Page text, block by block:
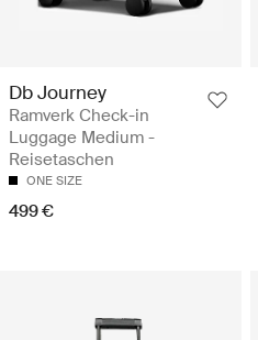
Db Journey
Ramverk Check-in
Luggage Medium -
Reisetaschen
ONE SIZE
499 €